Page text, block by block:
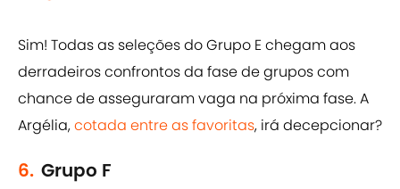
Sim! Todas as seleções do Grupo E chegam aos
derradeiros confrontos da fase de grupos com
chance de asseguraram vaga na próxima fase. A
Argélia,cotada entre as favoritas, irá decepcionar?
6. Grupo F